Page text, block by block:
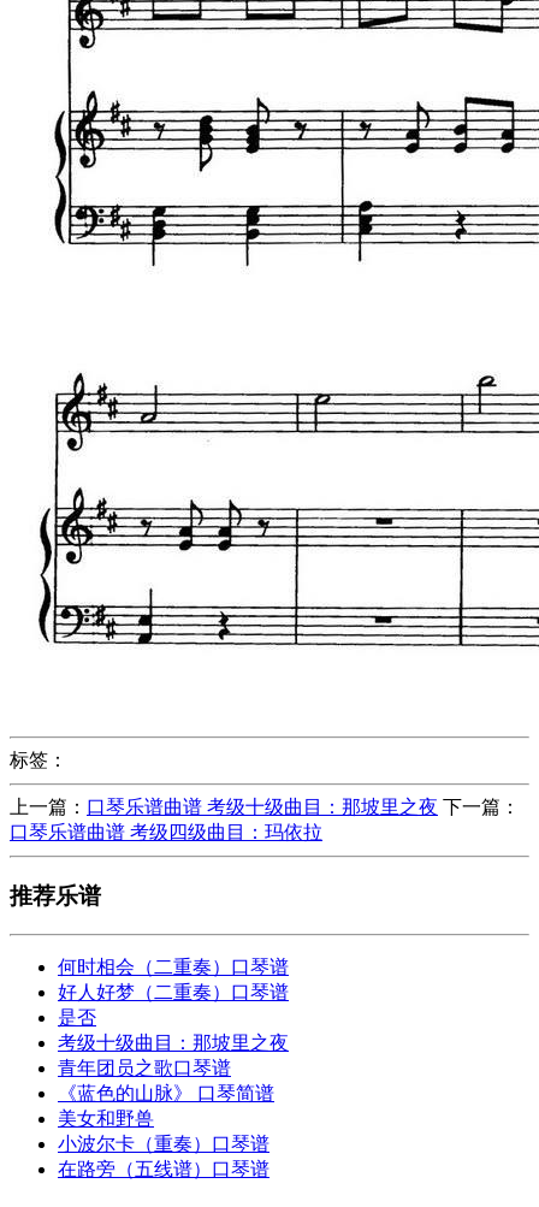
标签：
上一篇： 口琴乐谱曲谱 考级十级曲目：那坡里之夜 下一篇：
口琴乐谱曲谱 考级四级曲目：玛依拉
推荐乐谱
何时相会（二重奏）口琴谱
好人好梦（二重奏）口琴谱
是否
考级十级曲目：那坡里之夜
青年团员之歌口琴谱
《蓝色的山脉》 口琴简谱
美女和野兽
小波尔卡（重奏）口琴谱
在路旁（五线谱）口琴谱